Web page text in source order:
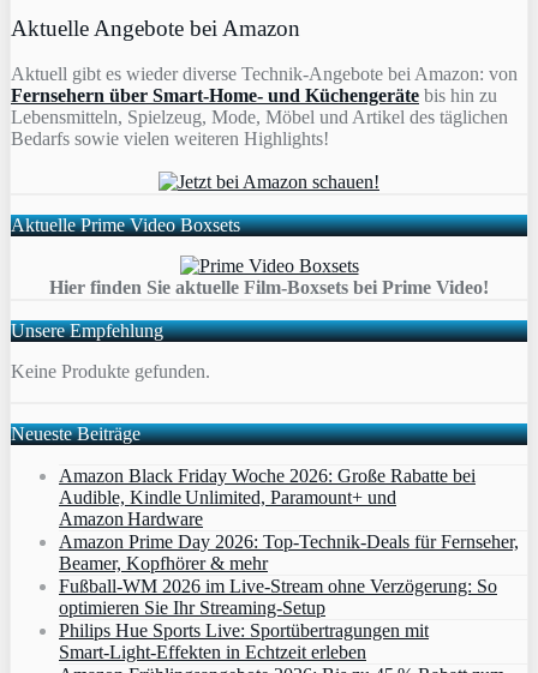
Aktuelle Angebote bei Amazon
Aktuell gibt es wieder diverse Technik-Angebote bei Amazon: von
Fernsehern über Smart-Home- und Küchengeräte bis hin zu
Lebensmitteln, Spielzeug, Mode, Möbel und Artikel des täglichen
Bedarfs sowie vielen weiteren Highlights!
Aktuelle Prime Video Boxsets
Hier finden Sie aktuelle Film-Boxsets bei Prime Video!
Unsere Empfehlung
Keine Produkte gefunden.
Neueste Beiträge
Amazon Black Friday Woche 2026: Große Rabatte bei
Audible, Kindle Unlimited, Paramount+ und
Amazon Hardware
Amazon Prime Day 2026: Top-Technik-Deals für Fernseher,
Beamer, Kopfhörer & mehr
Fußball-WM 2026 im Live-Stream ohne Verzögerung: So
optimieren Sie Ihr Streaming-Setup
Philips Hue Sports Live: Sportübertragungen mit
Smart‑Light‑Effekten in Echtzeit erleben